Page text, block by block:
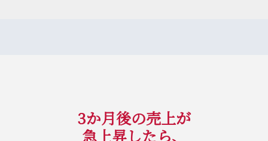
3か月後の売上が
急上昇したら、